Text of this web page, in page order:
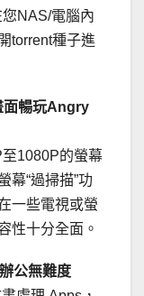
NAS/電腦內
torrent種子進
面暢玩Angry
1080P的螢幕
幕“過掃描”功
一些電視或螢
性十分全面。
公無難度